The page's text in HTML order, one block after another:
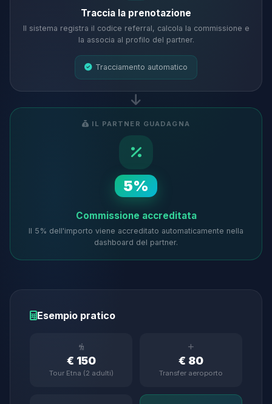
Traccia la prenotazione
Il sistema registra il codice referral, calcola la commissione e
la associa al profilo del partner.
Tracciamento automatico
IL PARTNER GUADAGNA
5%
Commissione accreditata
Il 5% dell'importo viene accreditato automaticamente nella
dashboard del partner.
Esempio pratico
€ 150
Tour Etna (2 adulti)
€ 80
Transfer aeroporto